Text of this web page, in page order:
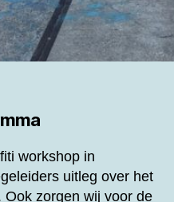
workshop in
uitleg over het
zorgen wij voor de